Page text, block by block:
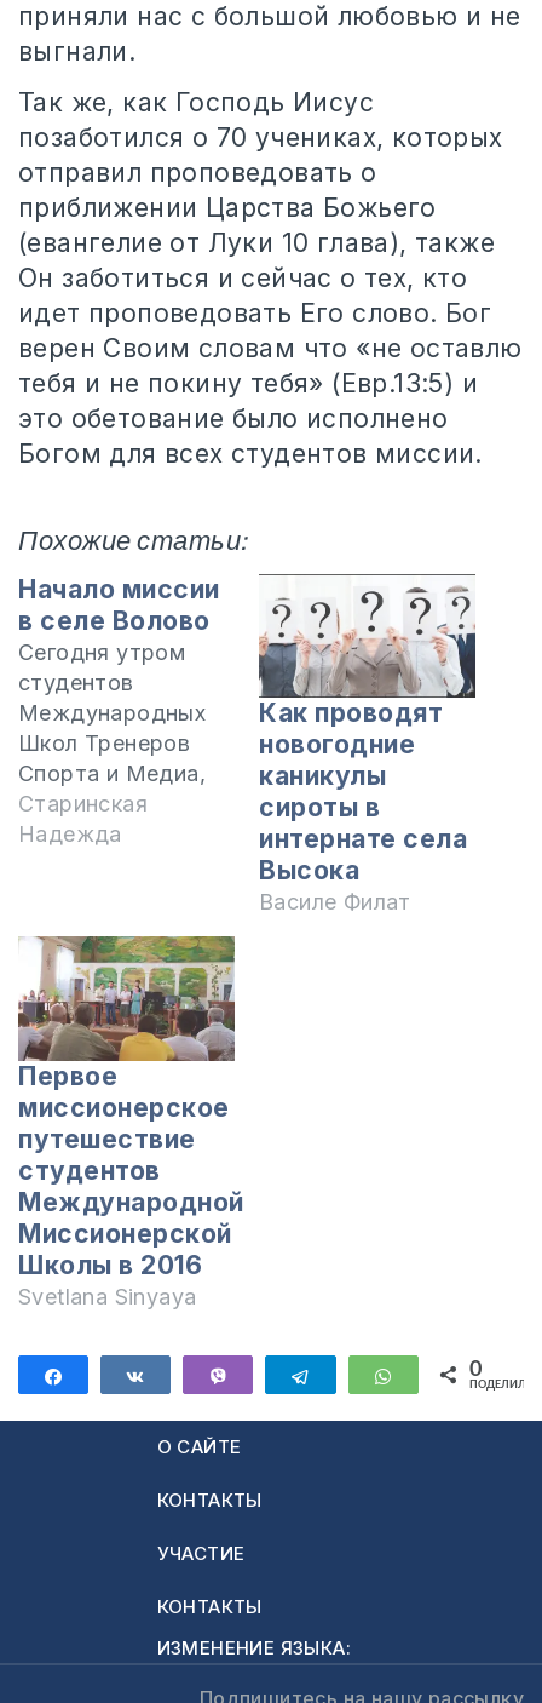
приняли нас с большой любовью и не
выгнали.
Так же, как Господь Иисус
позаботился о 70 учениках, которых
отправил проповедовать о
приближении Царства Божьего
(евангелие от Луки 10 глава), также
Он заботиться и сейчас о тех, кто
идет проповедовать Его слово. Бог
верен Своим словам что «не оставлю
тебя и не покину тебя» (Евр.13:5) и
это обетование было исполнено
Богом для всех студентов миссии.
Похожие статьи:
Начало миссии
в селе Волово
Сегодня утром
студентов
Международных
Школ Тренеров
Спорта и Медиа,
направили на
миссию со
их проповедовать
Царствие Божие и
исцелять больных.
И сказал им:
ничего не берите
на дорогу: ни
посоха, ни сумы,
ни хлеба, ни
серебра, и не
имейте по две
одежды" (Лука…
Старинская
Надежда
Как проводят
новогодние
каникулы
сироты в
интернате села
Высока
Василе Филат
Первое
миссионерское
путешествие
студентов
Международной
Миссионерской
Школы в 2016
Svetlana Sinyaya
ПоделитьсяПоделиться Telegram WhatsApp
0
О САЙТЕ
КОНТАКТЫ
УЧАСТИЕ
КОНТАКТЫ
ИЗМЕНЕНИЕ ЯЗЫКА:
Подпишитесь на нашу рассылку